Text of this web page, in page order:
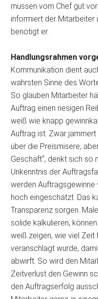
müssen vom Chef gut
informiert der Mitarbeiter
benötigt er.
Handlungsrahmen
Kommunikation dient
wahrsten Sinne des
So glauben Mitarbeiter
Auftrag einen riesigen
weiß wie knapp
Auftrag ist. Zwar
über die Preismisere,
Geschäft“, denkt sich so
Unkenntnis der
werden Auftragsgewinne
hoch eingeschätzt. Das
Transparenz sorgen.
solide kalkulieren,
weiß zeigen, wie viel Zeit
veranschlagt wurde,
abwirft. So wird den
Zeitverlust den Gewinn
den Auftragserfolg